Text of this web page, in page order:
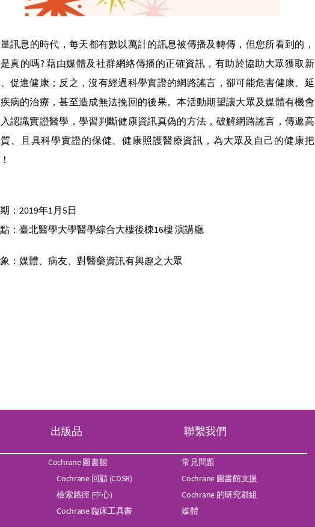
訊息的時代，每天都有數以萬計的訊息被傳播及轉傳，但您所看到的，
真的嗎? 藉由媒體及社群網絡傳播的正確資訊，有助於協助大眾獲取新
促進健康；反之，沒有經過科學實證的網路謠言，卻可能危害健康、延
病的治療，甚至造成無法挽回的後果。本活動期望讓大眾及媒體有機會
認識實證醫學，學習判斷健康資訊真偽的方法，破解網路謠言，傳遞高
、且具科學實證的保健、健康照護醫療資訊，為大眾及自己的健康把
：2019年1月5日
：臺北醫學大學醫學綜合大樓後棟16樓 演講廳
：媒體、病友、對醫藥資訊有興趣之大眾
出版品
Cochrane 圖書館
Cochrane 回顧 (CDSR)
檢索路徑 (中心)
Cochrane 臨床工具書
聯繫我們
常見問題
Cochrane 圖書館支援
Cochrane 的研究群組
媒體